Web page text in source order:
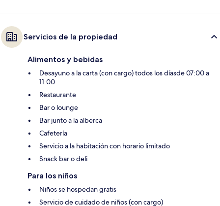
Servicios de la propiedad
Alimentos y bebidas
Desayuno a la carta (con cargo) todos los díasde 07:00 a
11:00
Restaurante
Bar o lounge
Bar junto a la alberca
Cafetería
Servicio a la habitación con horario limitado
Snack bar o deli
Para los niños
Niños se hospedan gratis
Servicio de cuidado de niños (con cargo)